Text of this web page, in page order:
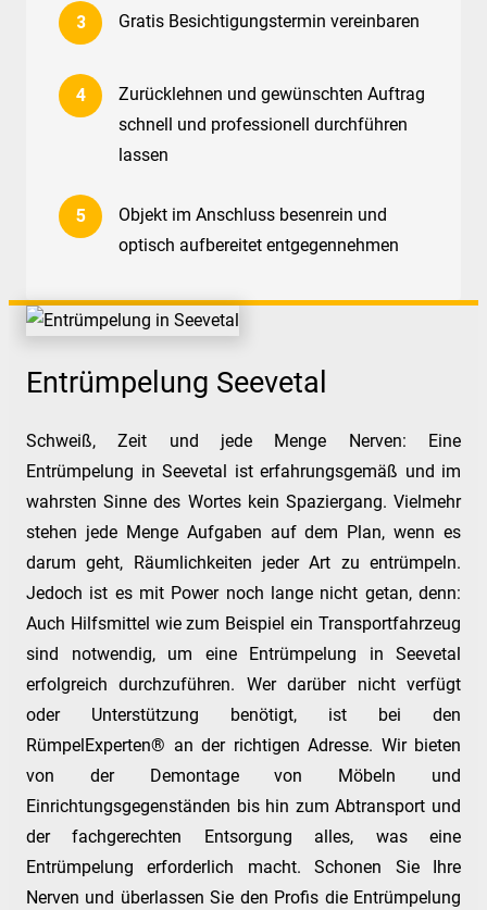
Gratis Besichtigungstermin vereinbaren
Zurücklehnen und gewünschten Auftrag
schnell und professionell durchführen
lassen
Objekt im Anschluss besenrein und
optisch aufbereitet entgegennehmen
Entrümpelung Seevetal
Schweiß, Zeit und jede Menge Nerven: Eine
Entrümpelung in Seevetal ist erfahrungsgemäß und im
wahrsten Sinne des Wortes kein Spaziergang. Vielmehr
stehen jede Menge Aufgaben auf dem Plan, wenn es
darum geht, Räumlichkeiten jeder Art zu entrümpeln.
Jedoch ist es mit Power noch lange nicht getan, denn:
Auch Hilfsmittel wie zum Beispiel ein Transportfahrzeug
sind notwendig, um eine Entrümpelung in Seevetal
erfolgreich durchzuführen. Wer darüber nicht verfügt
oder Unterstützung benötigt, ist bei den
RümpelExperten® an der richtigen Adresse. Wir bieten
von der Demontage von Möbeln und
Einrichtungsgegenständen bis hin zum Abtransport und
der fachgerechten Entsorgung alles, was eine
Entrümpelung erforderlich macht. Schonen Sie Ihre
Nerven und überlassen Sie den Profis die Entrümpelung